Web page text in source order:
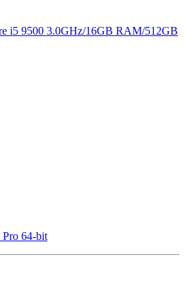
i5 9500 3.0GHz/16GB RAM/512GB
64-bit